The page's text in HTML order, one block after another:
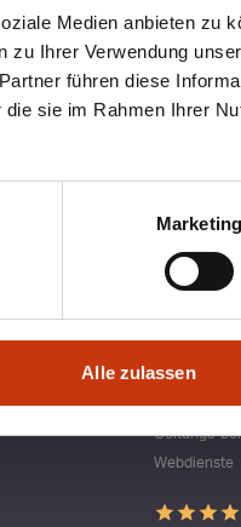
Medien anbieten zu
zu Ihrer Verwendung
führen diese
sie im Rahmen Ihrer
Marketing
Alle zulassen
der
DIN ISO
Geltungs-
Webdienste